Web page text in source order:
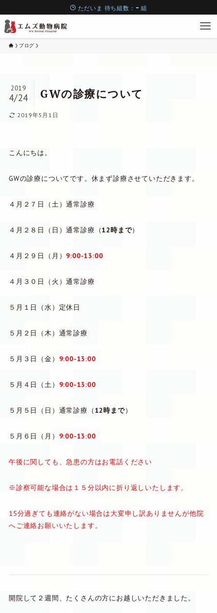
ブログ
GWの診療について
2019
4/24
2019年5月1日
こんにちは。
GWの診療についてです。休まず診療させていただきます。
４月２７日（土）通常診療
４月２８日（日）通常診療（12時まで）
４月２９日（月） 9:00-13:00
４月３０日（火）通常診療
５月１日（水）定休日
５月２日（木）通常診療
５月３日（金） 9:00-13:00
５月４日（土） 9:00-13:00
５月５日（日）通常診療（12時まで）
５月６日（月） 9:00-13:00
午後に関しても、急患の方はお電話ください
※診察可能な場合は１５分以内に折り返しいたします。
15分過ぎても連絡がない場合は大変申し訳ありませんが他院
へご連絡お願いいたします。
開院して２週間、たくさんの方にお越しいただきました。
ただいま 待ち組数： - 組